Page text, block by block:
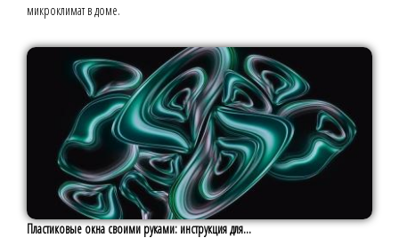
микроклимат в доме.
Пластиковые окна своими руками: инструкция для...